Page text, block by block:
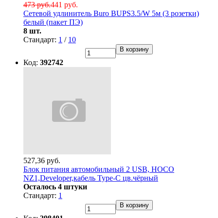
441 руб.
473 руб.
Сетевой удлинитель Buro BUPS3.5/W 5м (3 розетки)
белый (пакет ПЭ)
8 шт.
Стандарт: 1 / 10
В корзину
Код: 392742
527,36 руб.
Блок питания автомобильный 2 USB, HOCO
NZ1,Developer,кабель Type-C цв.чёрный
Осталось 4 штуки
Стандарт: 1
В корзину